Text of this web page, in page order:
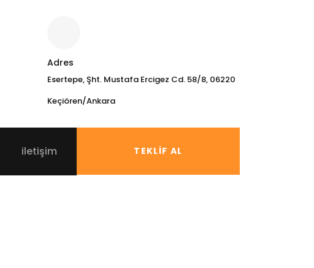
Adres
Esertepe, Şht. Mustafa Ercigez Cd. 58/8, 06220
Keçiören/Ankara
iletişim TEKLIF AL